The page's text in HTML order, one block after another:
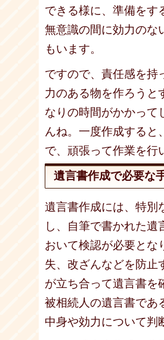
できる様に、準備をす
無意識の間に効力のな
もいます。
ですので、責任感を持
力のある物を作ろうと
なりの時間がかかって
んね。一度作成すると
で、頑張って作業を行
遺言書作成で必要な
遺言書作成には、特別
し、自筆で書かれた
おいて検認が必要とな
失、改ざんなどを防止
が立ち合って遺言書を
被相続人の遺言書であ
中身や効力について判